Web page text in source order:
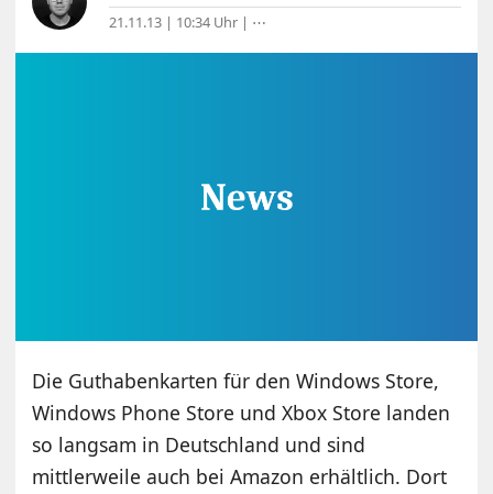
21.11.13 | 10:34 Uhr | ⋯
Die Guthabenkarten für den Windows Store,
Windows Phone Store und Xbox Store landen
so langsam in Deutschland und sind
mittlerweile auch bei Amazon erhältlich. Dort